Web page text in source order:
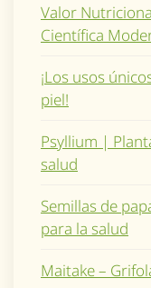
Valor
Científica
¡Los usos
piel!
Psyllium |
salud
Semillas de
para la salud
Maitake –